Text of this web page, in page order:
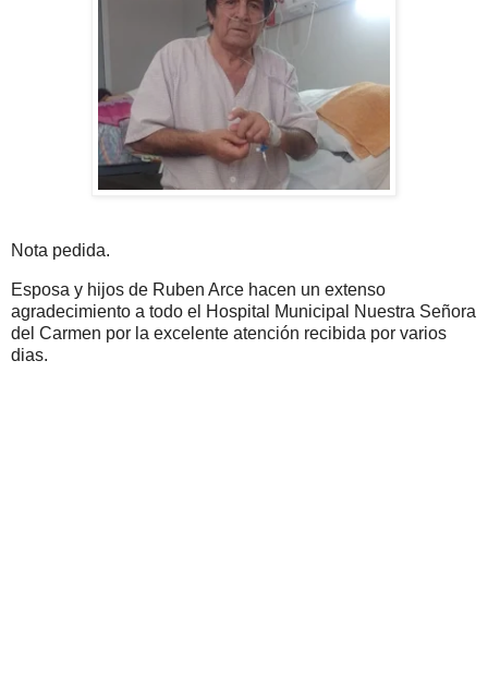
Nota pedida.
Esposa y hijos de Ruben Arce hacen un extenso
agradecimiento a todo el Hospital Municipal Nuestra Señora
del Carmen por la excelente atención recibida por varios
dias.